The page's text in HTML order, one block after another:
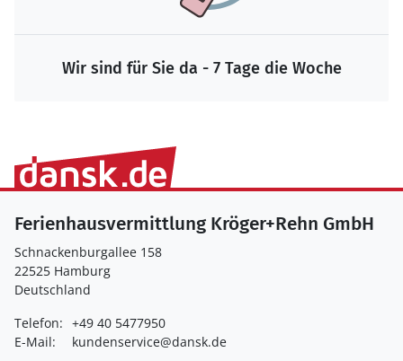
Wir sind für Sie da - 7 Tage die Woche
Ferienhausvermittlung Kröger+Rehn GmbH
Schnackenburgallee 158
22525 Hamburg
Deutschland
Telefon: +49 40 5477950
E-Mail:
kundenservice@dansk.de